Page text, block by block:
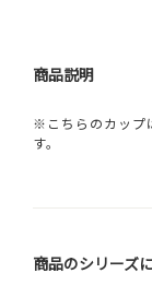
商品説明
※こちらのカップ
す。
商品のシリーズ